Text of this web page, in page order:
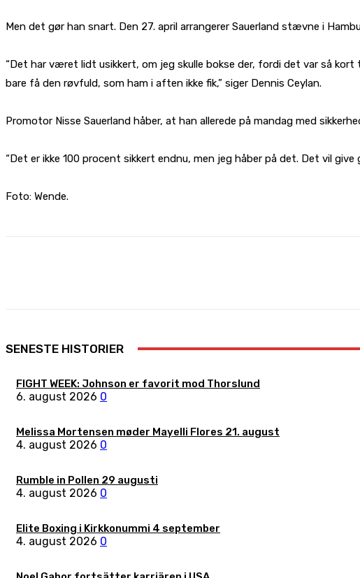
Men det gør han snart. Den 27. april arrangerer Sauerland stævne i
“Det har været lidt usikkert, om jeg skulle bokse der, fordi det var så
bare få den røvfuld, som ham i aften ikke fik,” siger Dennis Ceylan.
Promotor Nisse Sauerland håber, at han allerede på mandag med
“Det er ikke 100 procent sikkert endnu, men jeg håber på det. Det vil
Foto: Wende.
SENESTE HISTORIER
FIGHT WEEK: Johnson er favorit mod Thorslund
6. august 2026 0
Melissa Mortensen møder Mayelli Flores 21. august
4. august 2026 0
Rumble in Pollen 29 augusti
4. august 2026 0
Elite Boxing i Kirkkonummi 4 september
4. august 2026 0